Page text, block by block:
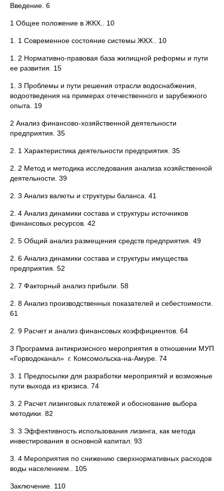
Введение. 6
1 Общее положение в ЖКХ.. 10
1. 1 Современное состояние системы ЖКХ.. 10
1. 2 Нормативно-правовая база жилищной реформы и пути
ее развития. 15
1. 3 Проблемы и пути решения отрасли водоснабжения,
водоотведения на примерах отечественного и зарубежного
опыта. 19
2 Анализ финансово-хозяйственной деятельности
предприятия. 35
2. 1 Характеристика деятельности предприятия. 35
2. 2 Метод и методика исследования анализа хозяйственной
деятельности. 39
2. 3 Анализ валюты и структуры баланса. 41
2. 4 Анализ динамики состава и структуры источников
финансовых ресурсов. 42
2. 5 Общий анализ размещения средств предприятия. 49
2. 6 Анализ динамики состава и структуры имущества
предприятия. 52
2. 7 Факторный анализ прибыли. 58
2. 8 Анализ производственных показателей и себестоимости.
61
2. 9 Расчет и анализ финансовых коэффициентов. 64
3 Программа антикризисного мероприятия в отношении МУП
«Горводоканал» г. Комсомольска-на-Амуре. 74
3. 1 Предпосылки для разработки мероприятий и возможные
пути выхода из кризиса. 74
3. 2 Расчет лизинговых платежей и обоснование выбора
методики. 82
3. 3 Эффективность использования лизинга, как метода
инвестирования в основной капитал. 93
3. 4 Мероприятия по снижению сверхнормативных расходов
воды населением.. 105
Заключение. 110